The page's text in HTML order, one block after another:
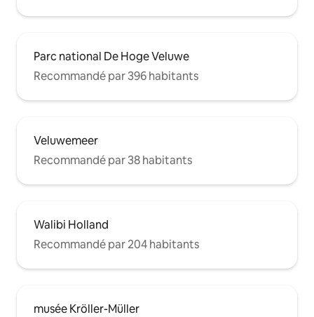
Parc national De Hoge Veluwe
Recommandé par 396 habitants
Veluwemeer
Recommandé par 38 habitants
Walibi Holland
Recommandé par 204 habitants
musée Kröller-Müller